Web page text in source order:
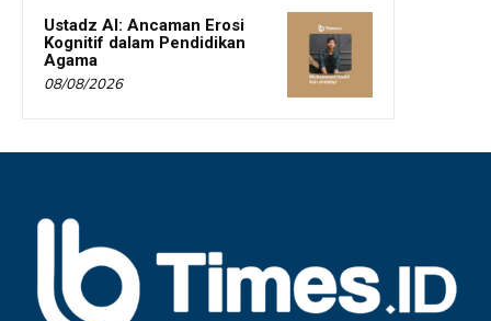
Ustadz AI: Ancaman Erosi
Kognitif dalam Pendidikan
Agama
08/08/2026